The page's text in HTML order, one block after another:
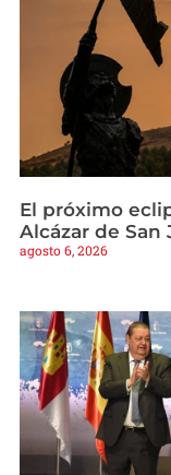
El próximo
Alcázar de San
agosto 6, 2026